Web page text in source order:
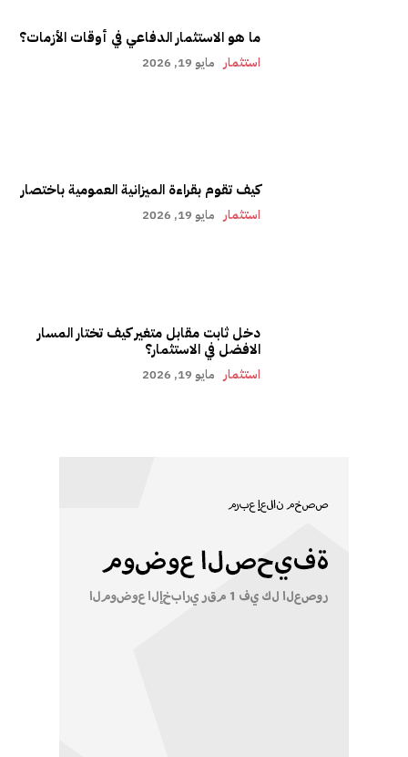
ما هو الاستثمار الدفاعي في أوقات الأزمات؟
استثمار مايو 19, 2026
كيف تقوم بقراءة الميزانية العمومية باختصار
استثمار مايو 19, 2026
دخل ثابت مقابل متغير كيف تختار المسار
الافضل في الاستثمار؟
استثمار مايو 19, 2026